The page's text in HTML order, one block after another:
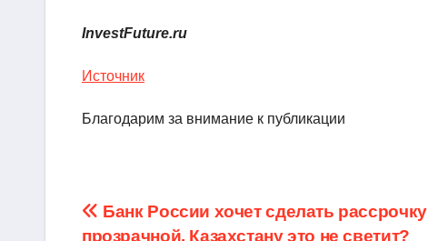
InvestFuture.ru
Источник
Благодарим за внимание к публикации
Навигация
Банк России хочет сделать рассрочку
прозрачной. Казахстану это не светит?